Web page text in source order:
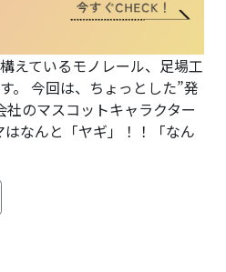
えているモノレール、足場工
。 今回は、ちょっとした”発
のマスコットキャラクター
はなんと「ヤギ」！！「なん